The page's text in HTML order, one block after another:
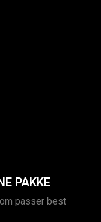
PAKKE
passer best